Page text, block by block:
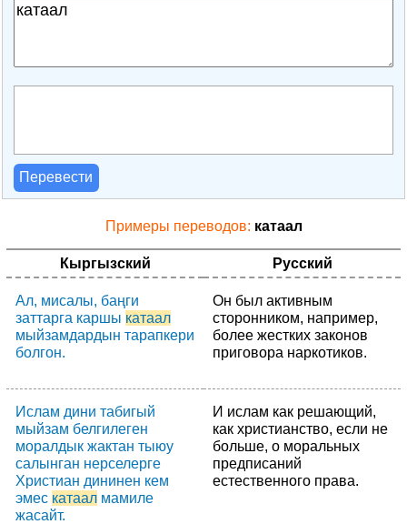
Перевести
Примеры переводов: катаал
Кыргызский Русский
Ал, мисалы, баңги
заттарга каршы катаал
мыйзамдардын тарапкери
болгон.
Он был активным
сторонником, например,
более жестких законов
приговора наркотиков.
Ислам дини табигый
мыйзам белгилеген
моралдык жактан тыюу
салынган нерселерге
Христиан дининен кем
эмес катаал мамиле
жасайт.
И ислам как решающий,
как христианство, если не
больше, о моральных
предписаний
естественного права.